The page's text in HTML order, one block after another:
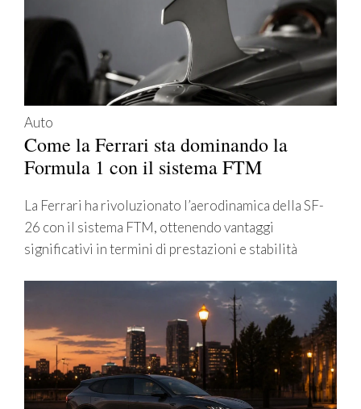
Auto
Come la Ferrari sta dominando la
Formula 1 con il sistema FTM
La Ferrari ha rivoluzionato l’aerodinamica della SF-
26 con il sistema FTM, ottenendo vantaggi
significativi in termini di prestazioni e stabilità